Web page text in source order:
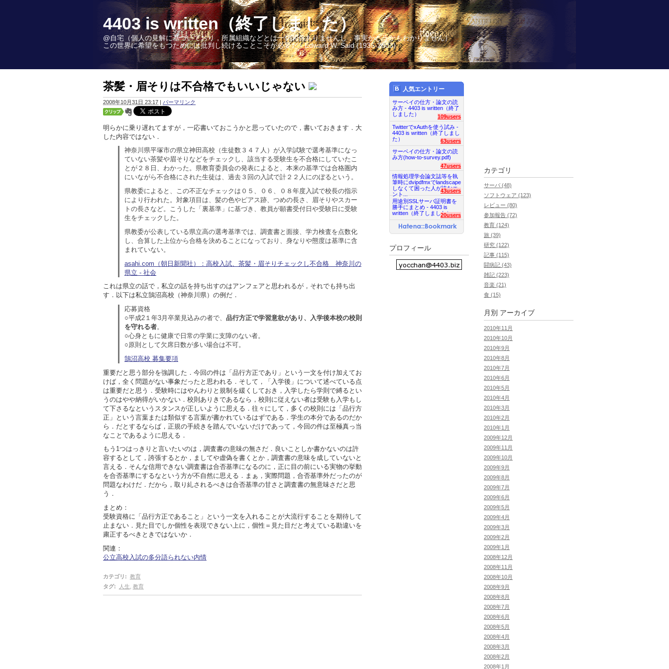
4403 is written（終了しました）
@自宅（個人の見解に基づいており，所属組織などとは一切関係ありませんし，事実かどうかもわかりません）
この世界に希望をもつためには批判し続けることこそが必要だ - Edward W. Said (1935-2003)
茶髪・眉そりは不合格でもいいじゃない
2008年10月31日 23:17 | パーマリンク
明らかに乗り遅れてますが，一応書いておこうかと思っていたので，書いておきます．大
した内容ではない．
神奈川県平塚市の県立神田高校（生徒数３４７人）が入学試験で選考基準になっ
ていない茶髪や眉そりなどをチェックし、該当する受験生を不合格にしていたこ
とが２８日、わかった。県教育委員会の発表によると、本来の基準では合格圏内
にいながら不合格にされた生徒は、過去３回の入試で計２２人にのぼるという。
県教委によると、この不正なチェックは０５、０６、０８年度入試で校長の指示
により行われた。対象項目は、髪の色やピアス跡、つめの長さ、眉そりやスカー
トの長さなど。こうした「裏基準」に基づき、教員が願書受付日や受験日に受験
生をチェックした。
県教委が公表している県立高の選考基準では、調査書と面接、学力検査を点数化
し、合算した上位から合格を決めることになっており、身なりや態度は基準に含
まれていない。
asahi.com（朝日新聞社）：高校入試、茶髪・眉そりチェックし不合格 神奈川の
県立 - 社会
これは県立の話で，私立の話を持ち出すのはアンフェアと思われるが，それでも持ち出
す．以下は私立鵠沼高校（神奈川県）の例だ．
応募資格
○平成2１年3月卒業見込みの者で、 品行方正で学習意欲があり、入学後本校の校則
を守れる者。
○心身ともに健康で日常の学業に支障のない者。
○原則として欠席日数が多い場合は不可。
鵠沼高校 募集要項
重要だと思う部分を強調した．今回の件は「品行方正であり」という一文を付け加えてお
けば，全く問題がない事象だったと思われる．そして，「入学後」について述べている点
は重要だと思う．受験時にはやんわりと規制を緩くしておき，入学したら学則で縛るとい
うのはやや納得がいかない．校則ありきであるなら，校則に従えない者は受験も入学もし
て下さるなというスタンスが正しいように思える．往々にして，多くの校則には「品行方
正」という言葉または類似する言葉が書かれているはずである．学生の本分であるのだか
ら．だとするならば，正規の手続きを踏んでいないだけであって，今回の件は至極真っ当
なことであるように思える．
もう1つはっきりと言いたいのは，調査書の意味の無さだ．良いことしか書かないのは許
容するとして，誇張するとか，ましてや虚偽を書くとか，調査書の意味を成していないと
言える．そんな信用できない調査書は合否基準になるのに，正に目の前にいる実物の挙動
を合否基準にするなという方が不自然に思える．まぁ，実際問題，合否基準外だったのが
問題なわけだ．だから，取り糺されるべきは合否基準の甘さと調査書の無意味さだと思
う．
まとめ：
受験資格に「品行方正であること」という一文を入れることが大流行することを期待して
止まない．見た目でしか個性を表現できない上に，個性＝見た目だと考えている勘違いを
粛正するべきときではないか．
関連：
公立高校入試の多分語られない内情
カテゴリ : 教育
タグ: 人生, 教育
カテゴリ
サーバ (48)
ソフトウェア (123)
レビュー (80)
参加報告 (72)
教育 (124)
旅 (39)
研究 (122)
記事 (115)
闘病記 (43)
雑記 (223)
音楽 (21)
食 (15)
月別 アーカイブ
2010年11月
2010年10月
2010年9月
2010年8月
2010年7月
2010年6月
2010年5月
2010年4月
2010年3月
2010年2月
2010年1月
2009年12月
2009年11月
2009年10月
2009年9月
2009年8月
2009年7月
2009年6月
2009年5月
2009年4月
2009年3月
2009年2月
2009年1月
2008年12月
2008年11月
2008年10月
2008年9月
2008年8月
2008年7月
2008年6月
2008年5月
2008年4月
2008年3月
2008年2月
2008年1月
人気エントリー
サーベイの仕方・論文の読
み方 - 4403 is written（終了
しました）
109users
TwitterでxAuthを使う試み -
4403 is written（終了しまし
た）
63users
サーベイの仕方・論文の読
み方(how-to-survey.pdf)
47users
情報処理学会論文誌等を執
筆時にdvipdfmxでlandscape
しなくて困った人が読むエ
ント...
43users
用途別SSLサーバ証明書を
勝手にまとめ - 4403 is
written（終了しました）
20users
プロフィール